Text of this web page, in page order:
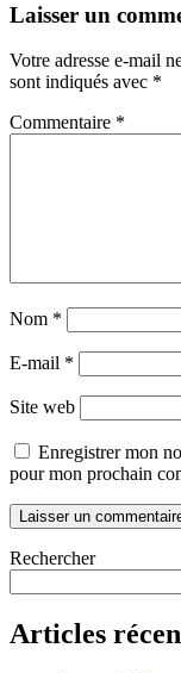
Laisser un
Votre adresse e-mail
sont indiqués avec *
Commentaire *
Nom *
E-mail *
Site web
Enregistrer mon
pour mon prochain
Rechercher
Articles